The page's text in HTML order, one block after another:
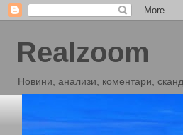
Realzoom
Новини, анализи, коментари,